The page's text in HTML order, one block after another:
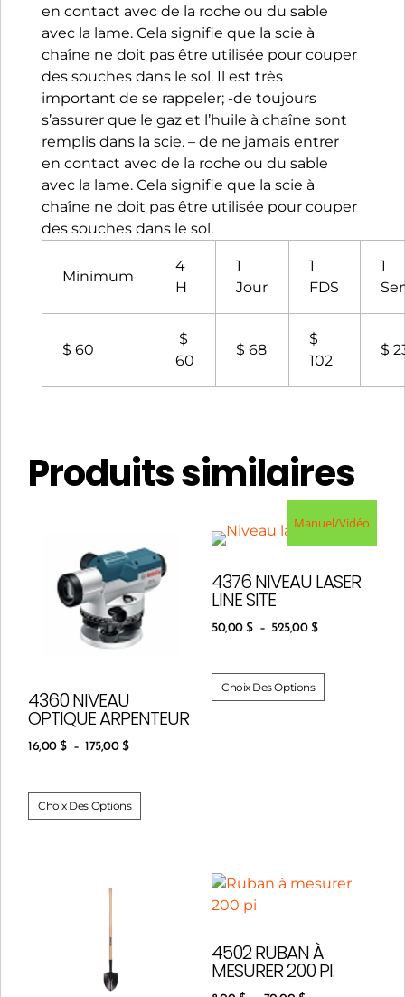
en contact avec de la roche ou du sable
avec la lame. Cela signifie que la scie à
chaîne ne doit pas être utilisée pour couper
des souches dans le sol. Il est très
important de se rappeler; -de toujours
s’assurer que le gaz et l’huile à chaîne sont
remplis dans la scie. – de ne jamais entrer
en contact avec de la roche ou du sable
avec la lame. Cela signifie que la scie à
chaîne ne doit pas être utilisée pour couper
des souches dans le sol.
Minimum
4
H
1
Jour
1
FDS
1
$ 60
$
60
$ 68
$
102
$
Produits similaires
4360 NIVEAU
OPTIQUE ARPENTEUR
16,00$ – 175,00 $
Choix Des Options
Manuel/Vidéo
4376 NIVEAU LASER
LINE SITE
50,00$ – 525,00 $
Choix Des Options
4502 RUBAN À
MESURER 200 PI.